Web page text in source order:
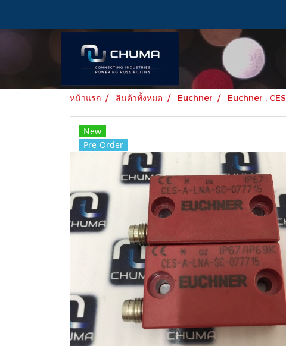
หน้าแรก สินค้าทั้งหมด Euchner Euchner ,
New
Pre-Order